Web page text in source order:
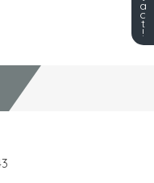
a
c
t
!